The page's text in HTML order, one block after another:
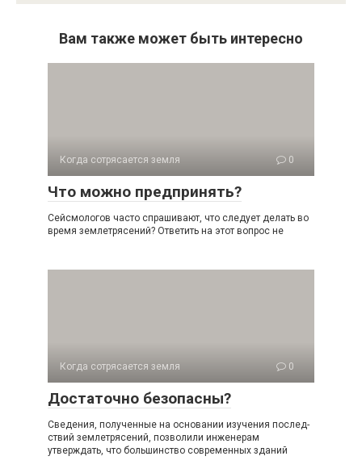
Вам также может быть интересно
Когда сотрясается земля 0
Что можно предпринять?
Сейсмологов часто спрашивают, что следует делать во
время землетрясений? Ответить на этот вопрос не
Когда сотрясается земля 0
Достаточно безопасны?
Сведения, полученные на основании изучения послед­
ствий землетрясений, позволили инженерам
утверждать, что большинство современных зданий